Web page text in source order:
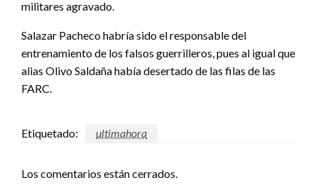
militares agravado.
Salazar Pacheco habría sido el responsable del
entrenamiento de los falsos guerrilleros, pues al igual que
alias Olivo Saldaña había desertado de las filas de las
FARC.
Etiquetado: ultimahora
Los comentarios están cerrados.